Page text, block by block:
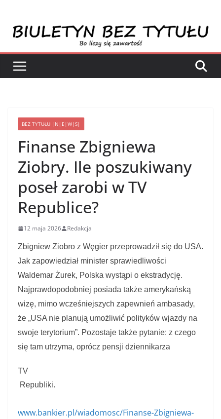
treści
BEZ TYTUŁU |N|E|W|S|
Finanse Zbigniewa
Ziobry. Ile poszukiwany
poseł zarobi w TV
Republice?
12 maja 2026 Redakcja
Zbigniew Ziobro z Węgier przeprowadził się do USA.
Jak zapowiedział minister sprawiedliwości
Waldemar Żurek, Polska wystąpi o ekstradycję.
Najprawdopodobniej posiada także amerykańską
wizę, mimo wcześniejszych zapewnień ambasady,
że „USA nie planują umożliwić polityków wjazdy na
swoje terytorium”. Pozostaje także pytanie: z czego
się tam utrzyma, oprócz pensji dziennikarza
TV
Republiki.
www.bankier.pl/wiadomosc/Finanse-Zbigniewa-